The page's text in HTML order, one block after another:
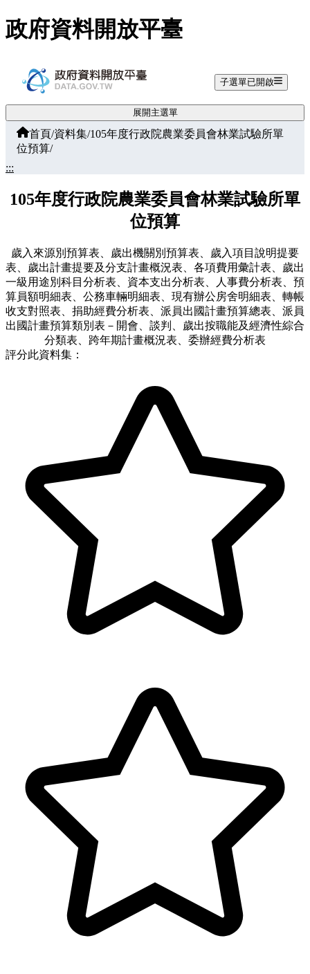
跳至主要內容
政府資料開放平臺
子選單已開啟
展開主選單
首頁/資料集/105年度行政院農業委員會林業試驗所單
位預算/
:::
105年度行政院農業委員會林業試驗所單
位預算
歲入來源別預算表、歲出機關別預算表、歲入項目說明提要
表、歲出計畫提要及分支計畫概況表、各項費用彙計表、歲出
一級用途別科目分析表、資本支出分析表、人事費分析表、預
算員額明細表、公務車輛明細表、現有辦公房舍明細表、轉帳
收支對照表、捐助經費分析表、派員出國計畫預算總表、派員
出國計畫預算類別表－開會、談判、歲出按職能及經濟性綜合
分類表、跨年期計畫概況表、委辦經費分析表
評分此資料集：